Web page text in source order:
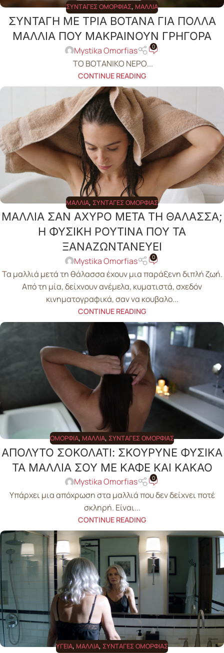
ΣΥΝΤΑΓΈΣ ΟΜΟΡΦΙΆΣ, ΜΑΛΛΙΆ
ΣΥΝΤΑΓΗ ΜΕ ΤΡΙΑ ΒΟΤΑΝΑ ΓΙΑ ΠΟΛΛΑ
ΜΑΛΛΙΑ ΠΟΥ ΜΑΚΡΑΙΝΟΥΝ ΓΡΗΓΟΡΑ
Mystika Omorfias 0
ΤΟ ΒΟΤΑΝΙΚΟ ΝΕΡΟ...
CONTINUE READING
ΜΑΛΛΙΆ, ΣΥΝΤΑΓΈΣ ΟΜΟΡΦΙΆΣ
ΜΑΛΛΙΑ ΣΑΝ ΑΧΥΡΟ ΜΕΤΑ ΤΗ ΘΑΛΑΣΣΑ;
Η ΦΥΣΙΚΗ ΡΟΥΤΙΝΑ ΠΟΥ ΤΑ
ΞΑΝΑΖΩΝΤΑΝΕΥΕΙ
Mystika Omorfias 0
Τα μαλλιά μετά τη θάλασσα έχουν μια παράξενη διπλή ζωή.
Από τη μία, δείχνουν ανέμελα, κυματιστά, σχεδόν
κινηματογραφικά, σαν να κουβαλο...
CONTINUE READING
ΟΜΟΡΦΙΆ, ΜΑΛΛΙΆ, ΣΥΝΤΑΓΈΣ ΟΜΟΡΦΙΆΣ
ΑΠΟΛΥΤΟ ΣΟΚΟΛΑΤΙ: ΣΚΟΥΡΥΝΕ ΦΥΣΙΚΑ
ΤΑ ΜΑΛΛΙΑ ΣΟΥ ΜΕ ΚΑΦΕ ΚΑΙ ΚΑΚΑΟ
Mystika Omorfias 0
Υπάρχει μια απόχρωση στα μαλλιά που δεν δείχνει ποτέ
σκληρή. Είναι...
CONTINUE READING
ΥΓΕΊΑ, ΜΑΛΛΙΆ, ΣΥΝΤΑΓΈΣ ΟΜΟΡΦΙΆΣ